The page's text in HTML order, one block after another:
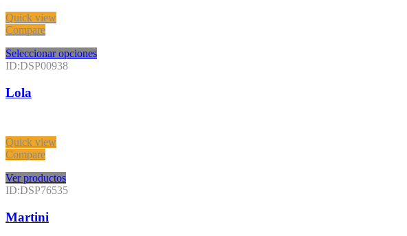
Quick view
Compare
Seleccionar opciones
ID:DSP00938
Lola
Quick view
Compare
Ver productos
ID:DSP76535
Martini